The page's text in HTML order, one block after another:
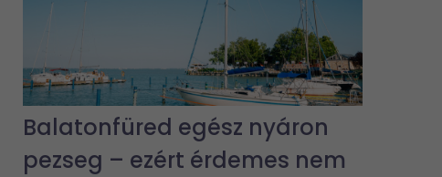
Balatonfüred egész nyáron
pezseg – ezért érdemes nem